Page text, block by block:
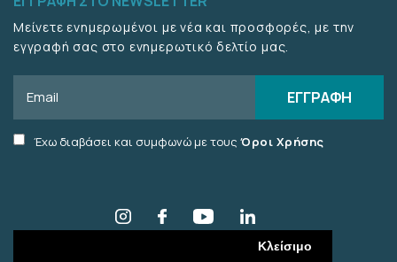
Κλείσιμο
Μείνετε ενημερωμένοι με νέα και προσφορές, με την
εγγραφή σας στο ενημερωτικό δελτίο μας.
ΕΓΓΡΑΦΗ
AcceptΈχω διαβάσει και συμφωνώ με τους Όροι Χρήσης